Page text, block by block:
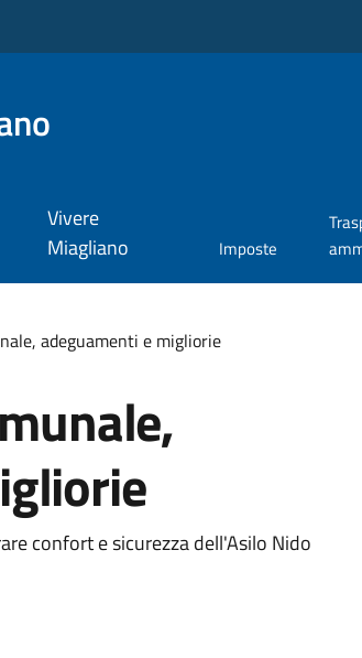
Vivere
Miagliano
Imposte
adeguamenti e migliorie
confort e sicurezza dell'Asilo Nido